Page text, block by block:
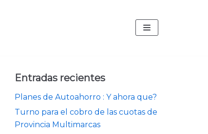
Entradas recientes
Planes de Autoahorro : Y ahora que?
Turno para el cobro de las cuotas de
Provincia Multimarcas